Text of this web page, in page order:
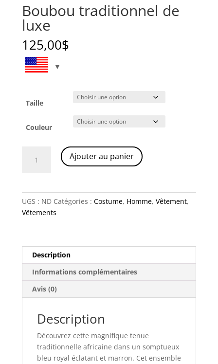
Boubou traditionnel de
luxe
125,00$
Taille
Couleur
luxe
Ajouter au panier
A
e
UGS : ND Catégories : Costume, Homme, Vêtement,
Vêtements
Description
Informations complémentaires
Avis (0)
Description
Découvrez cette magnifique tenue
traditionnelle africaine dans un somptueux
bleu royal éclatant et marron. Cet ensemble